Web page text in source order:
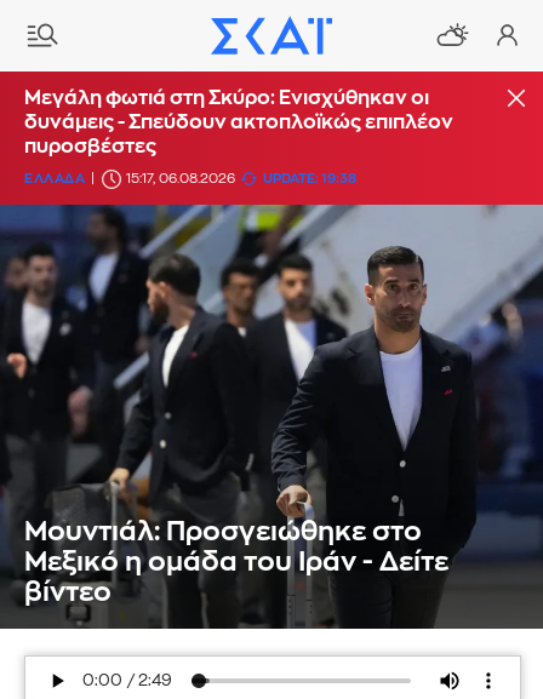
Μεγάλη φωτιά στη Σκύρο: Ενισχύθηκαν οι
δυνάμεις - Σπεύδουν ακτοπλοϊκώς επιπλέον
πυροσβέστες
ΕΛΛΑΔΑ 15:17, 06.08.2026 UPDATE: 19:38
Μουντιάλ: Προσγειώθηκε στο
Μεξικό η ομάδα του Ιράν - Δείτε
βίντεο